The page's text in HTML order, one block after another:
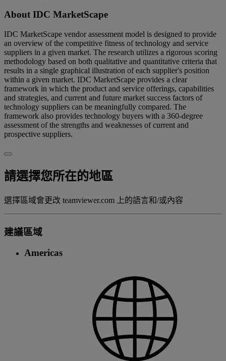
About IDC MarketScape
IDC MarketScape vendor assessment model is designed to provide
an overview of the competitive fitness of technology and service
suppliers in a given market. The research utilizes a rigorous scoring
methodology based on both qualitative and quantitative criteria that
results in a single graphical illustration of each supplier's position
within a given market. IDC MarketScape provides a clear
framework in which the product and service offerings, capabilities
and strategies, and current and future market success factors of
technology suppliers can be meaningfully compared. The
framework also provides technology buyers with a 360-degree
assessment of the strengths and weaknesses of current and
prospective suppliers.
請選擇您所在的地區
選擇區域會更改 teamviewer.com 上的語言和/或內容
建議區域
Americas